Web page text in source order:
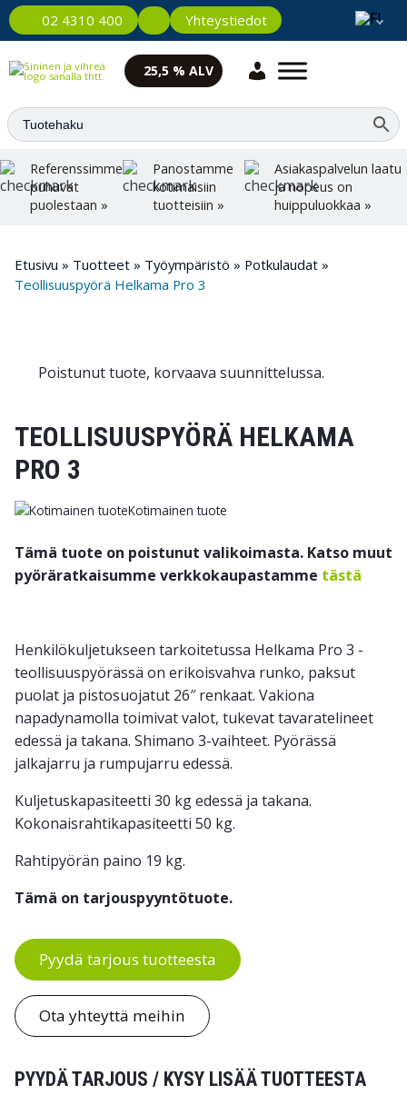
02 4310 400 Yhteystiedot
25,5 % ALV
Referenssimme
puhuvat
puolestaan »
Panostamme
kotimaisiin
tuotteisiin »
Asiakaspalvelun laatu
ja nopeus on
huippuluokkaa »
Etusivu » Tuotteet » Työympäristö » Potkulaudat »
Teollisuuspyörä Helkama Pro 3
Poistunut tuote, korvaava suunnittelussa.
TEOLLISUUSPYÖRÄ HELKAMA
PRO 3
Kotimainen tuote
Tämä tuote on poistunut valikoimasta. Katso muut
pyöräratkaisumme verkkokaupastamme tästä
Henkilökuljetukseen tarkoitetussa Helkama Pro 3 -
teollisuuspyörässä on erikoisvahva runko, paksut
puolat ja pistosuojatut 26″ renkaat. Vakiona
napadynamolla toimivat valot, tukevat tavaratelineet
edessä ja takana. Shimano 3-vaihteet. Pyörässä
jalkajarru ja rumpujarru edessä.
Kuljetuskapasiteetti 30 kg edessä ja takana.
Kokonaisrahtikapasiteetti 50 kg.
Rahtipyörän paino 19 kg.
Tämä on tarjouspyyntötuote.
Pyydä tarjous tuotteesta
Ota yhteyttä meihin
PYYDÄ TARJOUS / KYSY LISÄÄ TUOTTEESTA